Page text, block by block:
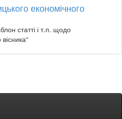
економічного
статті і т.п. щодо